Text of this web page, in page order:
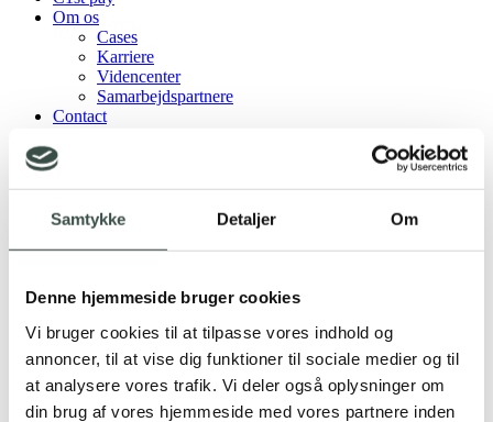
Samtykke Detaljer Om
Denne hjemmeside bruger cookies
Vi bruger cookies til at tilpasse vores indhold og
annoncer, til at vise dig funktioner til sociale medier og til
at analysere vores trafik. Vi deler også oplysninger om
din brug af vores hjemmeside med vores partnere inden
Om os
Cases
Karriere
Videncenter
Samarbejdspartnere
Contact
Udvikling
Webshop
Webudvikling
Serviceaftaler
Integraties
Marketing
Google Ads
SEO
Rentman
C1st pay
Om os